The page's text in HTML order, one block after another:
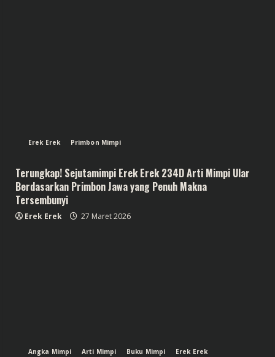
Erek Erek Primbon Mimpi
Terungkap! Sejutamimpi Erek Erek 234D Arti Mimpi Ular
Berdasarkan Primbon Jawa yang Penuh Makna
Tersembunyi
Erek Erek 27 Maret 2026
Angka Mimpi Arti Mimpi Buku Mimpi
Erek Erek